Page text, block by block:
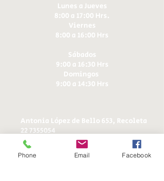
Lunes a Jueves
8:00 a 17:00 Hrs.
Viernes
8:00 a 16:00 Hrs​
Sábados
9:00 a 16:30 Hrs
Domingos
9:00 a 14:30 Hrs
Antonia López de Bello 653, Recoleta
22 7355054
22 7375725
+56 9 75224598
ducereposteria@gmail.com
Phone Email Facebook